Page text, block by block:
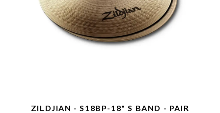
ZILDJIAN - S18BP-18" S BAND - PAIR